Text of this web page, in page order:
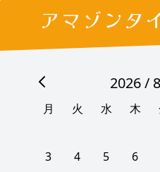
アマゾンタ
2026 / 8
月 火 水 木
3
4 5 6